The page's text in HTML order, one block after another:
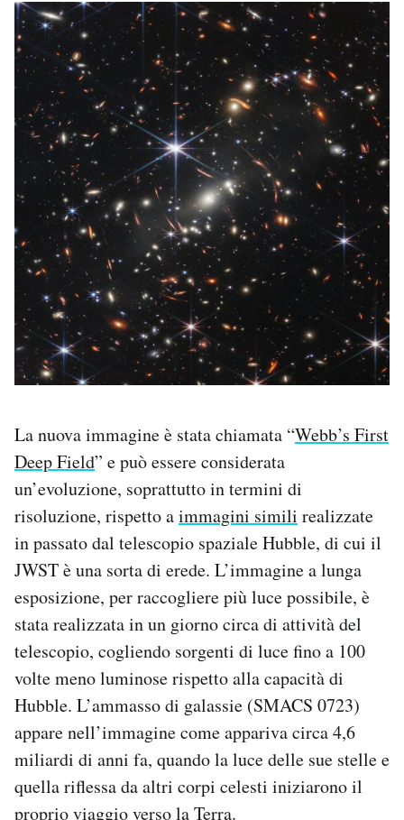
La nuova immagine è stata chiamata “Webb’s First
Deep Field” e può essere considerata
un’evoluzione, soprattutto in termini di
risoluzione, rispetto aimmagini simili realizzate
in passato dal telescopio spaziale Hubble, di cui il
JWST è una sorta di erede. L’immagine a lunga
esposizione, per raccogliere più luce possibile, è
stata realizzata in un giorno circa di attività del
telescopio, cogliendo sorgenti di luce fino a 100
volte meno luminose rispetto alla capacità di
Hubble. L’ammasso di galassie (SMACS 0723)
appare nell’immagine come appariva circa 4,6
miliardi di anni fa, quando la luce delle sue stelle e
quella riflessa da altri corpi celesti iniziarono il
proprio viaggio verso la Terra.